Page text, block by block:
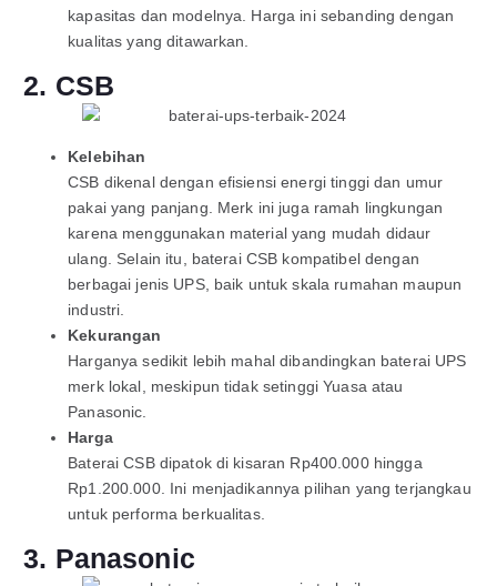
kapasitas dan modelnya. Harga ini sebanding dengan
kualitas yang ditawarkan.
2. CSB
Kelebihan
CSB dikenal dengan efisiensi energi tinggi dan umur
pakai yang panjang. Merk ini juga ramah lingkungan
karena menggunakan material yang mudah didaur
ulang. Selain itu, baterai CSB kompatibel dengan
berbagai jenis UPS, baik untuk skala rumahan maupun
industri.
Kekurangan
Harganya sedikit lebih mahal dibandingkan baterai UPS
merk lokal, meskipun tidak setinggi Yuasa atau
Panasonic.
Harga
Baterai CSB dipatok di kisaran Rp400.000 hingga
Rp1.200.000. Ini menjadikannya pilihan yang terjangkau
untuk performa berkualitas.
3. Panasonic